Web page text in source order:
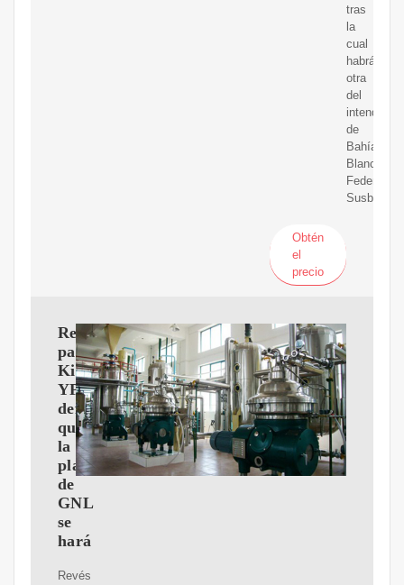
tras
la
cual
habrá
otra
del
intendente
de
Bahía
Blanca,
Federico
Susbielles.
Obtén
el
precio
Revés
para
Kicillof:
YPF
definió
que
la
planta
de
GNL
se
hará
Revés